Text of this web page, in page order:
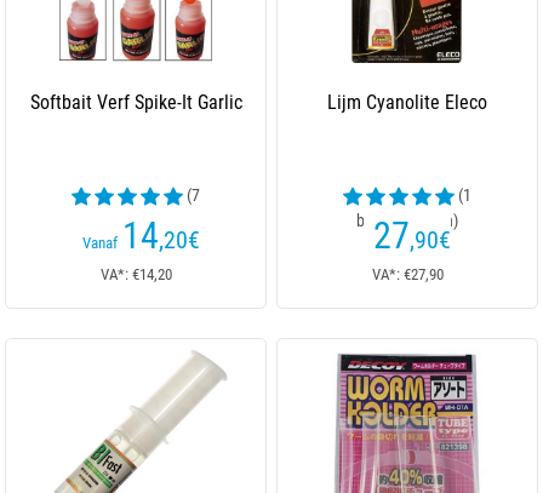
Softbait Verf Spike-It Garlic
(7
beoordelingen)
Vanaf 14,20€
VA*: €14,20
Lijm Cyanolite Eleco
(1
beoordelingen)
27,90€
VA*: €27,90